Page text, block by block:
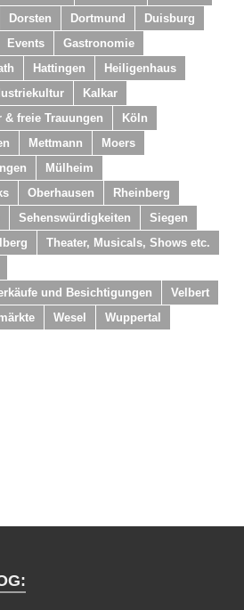
Dorsten Dortmund
Duisburg
Events
Gastronomie
Hattingen
Heiligenhaus
Kalkar
& freie Trauungen
Köln
Mettmann
Moers
Mülheim
Oberhausen
Rheinberg
Sehenswürdigkeiten
Siegen
Theater, Musicals, Shows etc.
und Besichtigungen
Velbert
Wesel Wuppertal